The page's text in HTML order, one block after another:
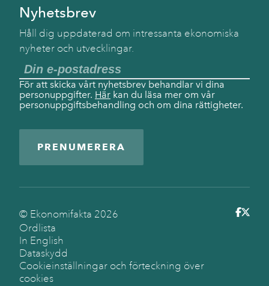
Nyhetsbrev
Håll dig uppdaterad om intressanta ekonomiska
nyheter och utvecklingar.
För att skicka vårt nyhetsbrev behandlar vi dina
personuppgifter. Här kan du läsa mer om vår
personuppgiftsbehandling och om dina rättigheter.
PRENUMERERA
© Ekonomifakta 2026
Ordlista
In English
Dataskydd
Cookieinställningar och förteckning över
cookies